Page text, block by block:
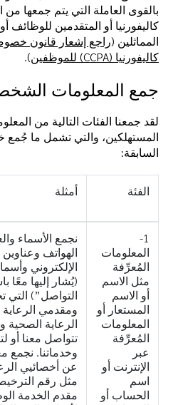
بالقوى العاملة التي يتم جمعها
كاليفورنيا أو المتقدمين للوظائف
المماثلين (راجع إشعار قانون
كاليفورنيا (CCPA) للموظفين
).
جمع المعلومات
لقد جمعنا الفئات التالية من
السابقة:
الفئة أمثلة
1-
المعلومات
المُعرِّفة
مثل الاسم
أو الاسم
المستعار أو
المعلومات
المُعرِّفة
عبر
الإنترنت أو
اسم
الحساب أو
نجمع الأسماء
الهواتف وعناوين
الإلكتروني
(يُشار إليها معًا
التواصل”)
ومقدمي
الرعاية الصحية
تتواصل معنا أو
وخدماتنا. نجمع
عن أخصائيي
مثل رقم